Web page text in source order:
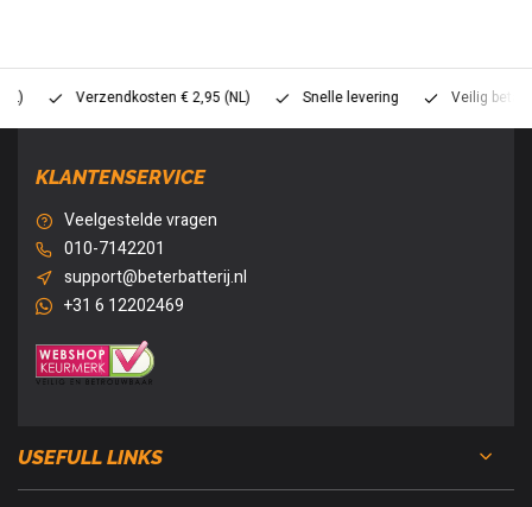
Verzendkosten € 2,95 (NL) Snelle levering Veilig betalen
KLANTENSERVICE
Veelgestelde vragen
010-7142201
support@beterbatterij.nl
+31 6 12202469
USEFULL LINKS